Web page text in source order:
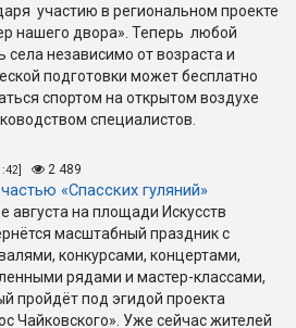
участию в региональном проекте
нашего двора». Теперь любой
села независимо от возраста и
подготовки может бесплатно
спортом на открытом воздухе
специалистов.
2 489
«Спасских гуляний»
августа на площади Искусств
масштабный праздник с
конкурсами, концертами,
рядами и мастер-классами,
пройдёт под эгидой проекта
Чайковского». Уже сейчас жителей